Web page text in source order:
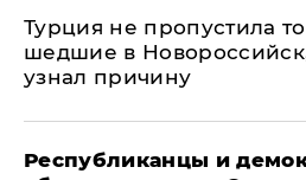
Турция не пропустила
шедшие в
узнал причину
Республиканцы и